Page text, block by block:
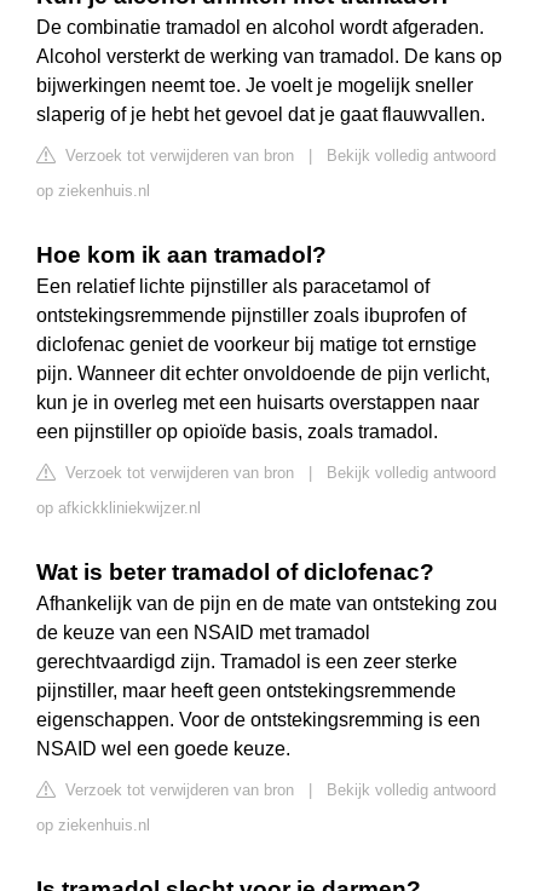
De combinatie tramadol en alcohol wordt afgeraden.
Alcohol versterkt de werking van tramadol. De kans op
bijwerkingen neemt toe. Je voelt je mogelijk sneller
slaperig of je hebt het gevoel dat je gaat flauwvallen.
Verzoek tot verwijderen van bron
Bekijk volledig antwoord
op ziekenhuis.nl
Hoe kom ik aan tramadol?
Een relatief lichte pijnstiller als paracetamol of
ontstekingsremmende pijnstiller zoals ibuprofen of
diclofenac geniet de voorkeur bij matige tot ernstige
pijn. Wanneer dit echter onvoldoende de pijn verlicht,
kun je in overleg met een huisarts overstappen naar
een pijnstiller op opioïde basis, zoals tramadol.
Verzoek tot verwijderen van bron
Bekijk volledig antwoord
op afkickkliniekwijzer.nl
Wat is beter tramadol of diclofenac?
Afhankelijk van de pijn en de mate van ontsteking zou
de keuze van een NSAID met tramadol
gerechtvaardigd zijn. Tramadol is een zeer sterke
pijnstiller, maar heeft geen ontstekingsremmende
eigenschappen. Voor de ontstekingsremming is een
NSAID wel een goede keuze.
Verzoek tot verwijderen van bron
Bekijk volledig antwoord
op ziekenhuis.nl